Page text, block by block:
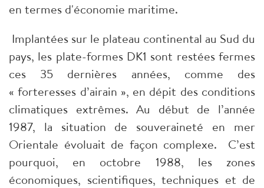
en termes d'économie maritime.
Implantées sur le plateau continental au Sud du
pays, les plate-formes DK1 sont restées fermes
ces 35 dernières années, comme des
« forteresses d’airain », en dépit des conditions
climatiques extrêmes. Au début de l’année
1987, la situation de souveraineté en mer
Orientale évoluait de façon complexe. C’est
pourquoi, en octobre 1988, les zones
économiques, scientifiques, techniques et de